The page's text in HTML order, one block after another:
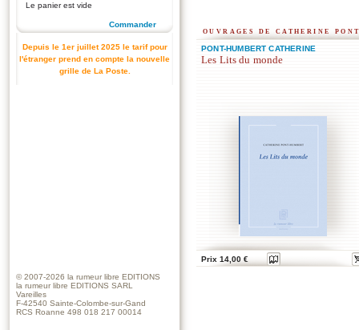
Le panier est vide
Commander
Depuis le 1er juillet 2025 le tarif pour
l'étranger prend en compte la nouvelle
grille de La Poste.
ouvrages de catherine
PONT-HUMBERT CATHERINE
Les Lits du monde
Prix 14,00 €
© 2007-2026 la rumeur libre EDITIONS
la rumeur libre EDITIONS SARL
Vareilles
F-42540 Sainte-Colombe-sur-Gand
RCS Roanne 498 018 217 00014